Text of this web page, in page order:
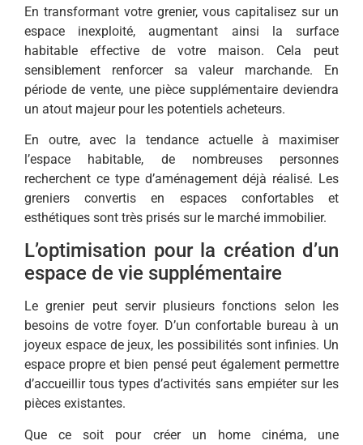
En transformant votre grenier, vous capitalisez sur un
espace inexploité, augmentant ainsi la surface
habitable effective de votre maison. Cela peut
sensiblement renforcer sa valeur marchande. En
période de vente, une pièce supplémentaire deviendra
un atout majeur pour les potentiels acheteurs.
En outre, avec la tendance actuelle à maximiser
l’espace habitable, de nombreuses personnes
recherchent ce type d’aménagement déjà réalisé. Les
greniers convertis en espaces confortables et
esthétiques sont très prisés sur le marché immobilier.
L’optimisation pour la création d’un
espace de vie supplémentaire
Le grenier peut servir plusieurs fonctions selon les
besoins de votre foyer. D’un confortable bureau à un
joyeux espace de jeux, les possibilités sont infinies. Un
espace propre et bien pensé peut également permettre
d’accueillir tous types d’activités sans empiéter sur les
pièces existantes.
Que ce soit pour créer un home cinéma, une